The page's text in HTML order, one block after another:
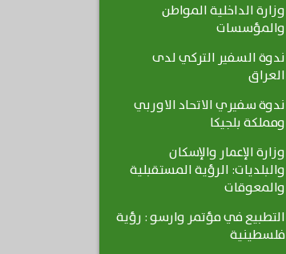
وزارة الداخلية المواطن
والمؤسسات
ندوة السفير التركي لدى
العراق
ندوة سفيري الاتحاد الاوربي
ومملكة بلجيكا
وزارة الإعمار والإسكان
والبلديات: الرؤية المستقبلية
والمعوقات
التطبيع في مؤتمر وارسو : رؤية
فلسطينية